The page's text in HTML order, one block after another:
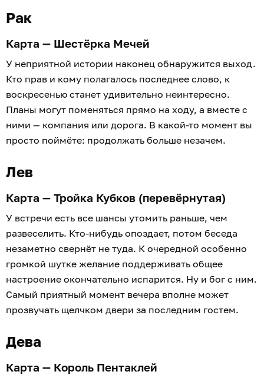
Рак
Карта — Шестёрка Мечей
У неприятной истории наконец обнаружится выход.
Кто прав и кому полагалось последнее слово, к
воскресенью станет удивительно неинтересно.
Планы могут поменяться прямо на ходу, а вместе с
ними — компания или дорога. В какой-то момент вы
просто поймёте: продолжать больше незачем.
Лев
Карта — Тройка Кубков (перевёрнутая)
У встречи есть все шансы утомить раньше, чем
развеселить. Кто-нибудь опоздает, потом беседа
незаметно свернёт не туда. К очередной особенно
громкой шутке желание поддерживать общее
настроение окончательно испарится. Ну и бог с ним.
Самый приятный момент вечера вполне может
прозвучать щелчком двери за последним гостем.
Дева
Карта — Король Пентаклей